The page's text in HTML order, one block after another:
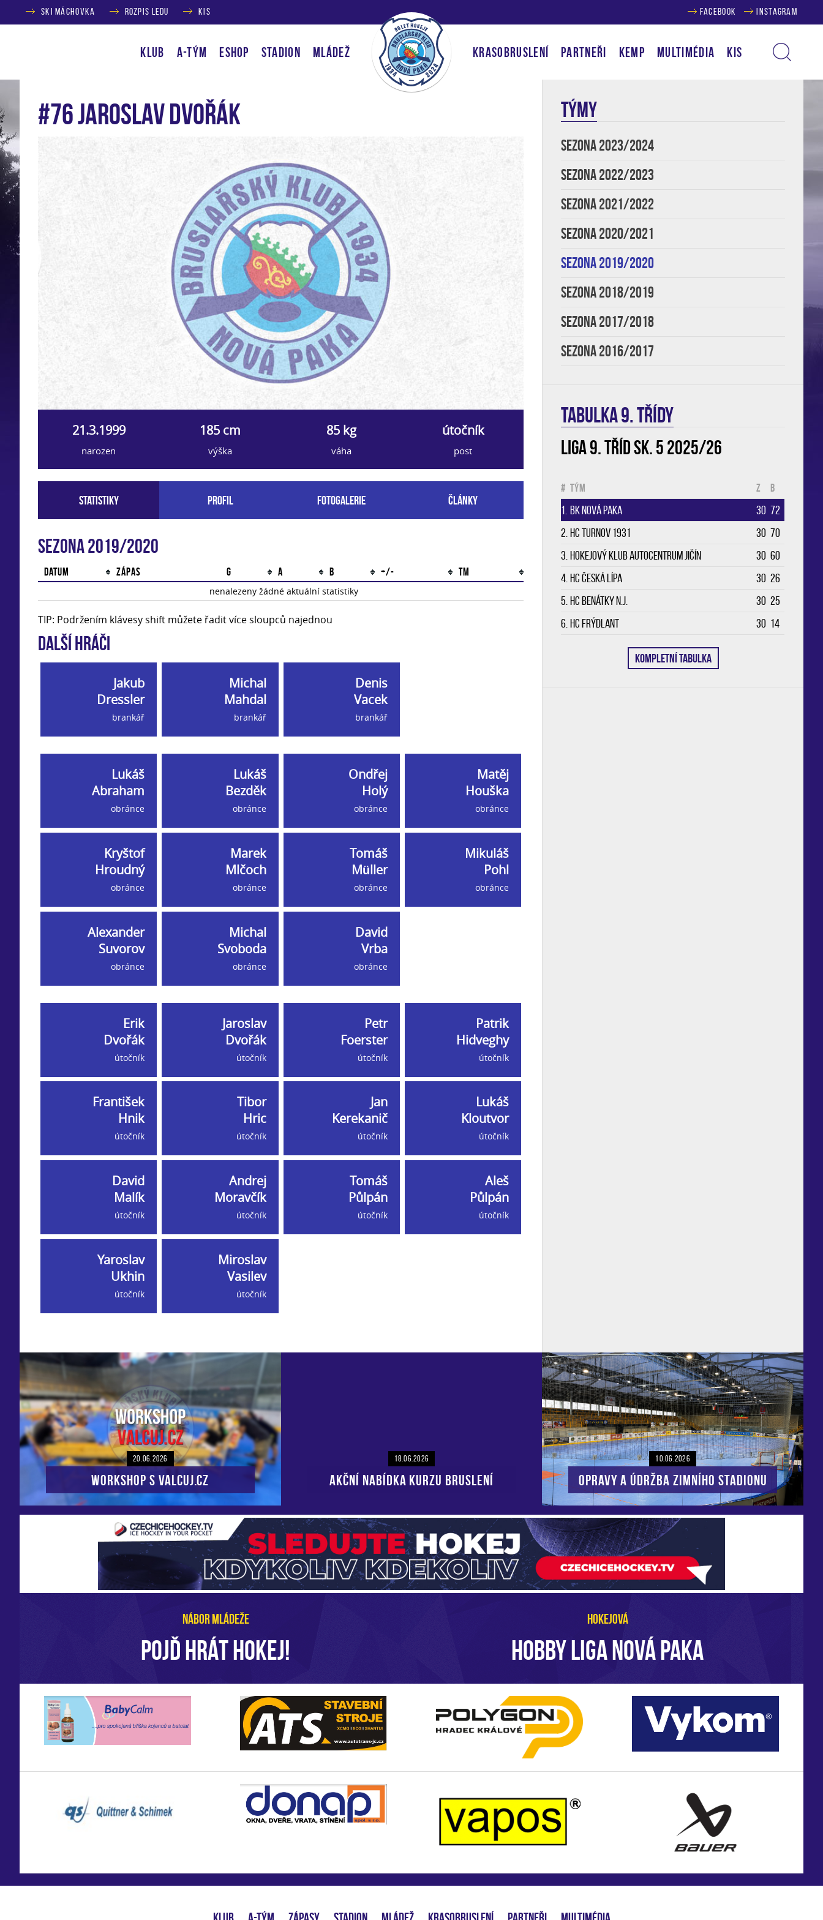
SKI MÁCHOVKA ROZPIS LEDU KIS FACEBOOK INSTAGRAM
KLUB A-TÝM ESHOP STADION MLÁDEŽ KRASOBRUSLENÍ PARTNEŘI KEMP MULTIMÉDIA KIS
#76 Jaroslav Dvořák
21.3.1999
narozen
185 cm
výška
85 kg
váha
útočník
post
Statistiky Profil Fotogalerie Články
Sezona 2019/2020
Datum Zápas G A B +/- TM
nenalezeny žádné aktuální statistiky
TIP: Podržením klávesy shift můžete řadit více sloupců najednou
Další hráči
Jakub
Dressler
brankář
Michal
Mahdal
brankář
Denis
Vacek
brankář
Lukáš
Abraham
obránce
Lukáš
Bezděk
obránce
Ondřej
Holý
obránce
Matěj
Houška
obránce
Kryštof
Hroudný
obránce
Marek
Mlčoch
obránce
Tomáš
Müller
obránce
Mikuláš
Pohl
obránce
Alexander
Suvorov
obránce
Michal
Svoboda
obránce
David
Vrba
obránce
Erik
Dvořák
útočník
Jaroslav
Dvořák
útočník
Petr
Foerster
útočník
Patrik
Hidveghy
útočník
František
Hnik
útočník
Tibor
Hric
útočník
Jan
Kerekanič
útočník
Lukáš
Kloutvor
útočník
David
Malík
útočník
Andrej
Moravčík
útočník
Tomáš
Půlpán
útočník
Aleš
Půlpán
útočník
Yaroslav
Ukhin
útočník
Miroslav
Vasilev
útočník
TÝMY
SEZONA 2023/2024
SEZONA 2022/2023
SEZONA 2021/2022
SEZONA 2020/2021
SEZONA 2019/2020
SEZONA 2018/2019
SEZONA 2017/2018
SEZONA 2016/2017
TABULKA 9. třídy
Liga 9. tříd sk. 5 2025/26
# Tým Z B
1. BK Nová Paka 30 72
2. HC Turnov 1931 30 70
3. Hokejový klub Autocentrum Jičín 30 60
4. HC Česká Lípa 30 26
5. HC Benátky n.J. 30 25
6. HC Frýdlant 30 14
KOMPLETNÍ TABULKA
20.06.2026
Workshop s VALCUJ.CZ
18.06.2026
AKČNÍ NABÍDKA KURZU BRUSLENÍ
10.06.2026
Opravy a údržba zimního stadionu
NÁBOR MLÁDEŽE
POJĎ HRÁT HOKEJ!
HOKEJOVÁ
HOBBY LIGA NOVÁ PAKA